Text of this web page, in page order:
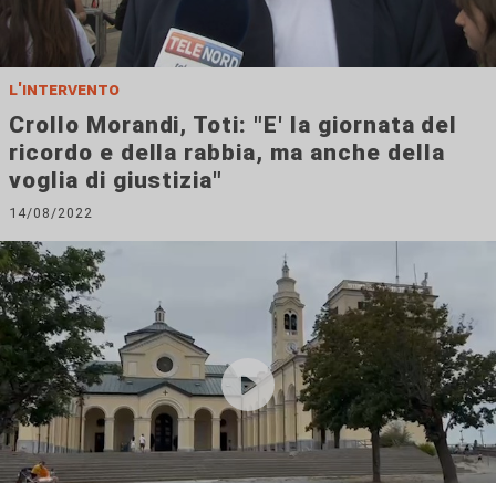
l'intervento
Crollo Morandi, Toti: "E' la giornata del
ricordo e della rabbia, ma anche della
voglia di giustizia"
14/08/2022